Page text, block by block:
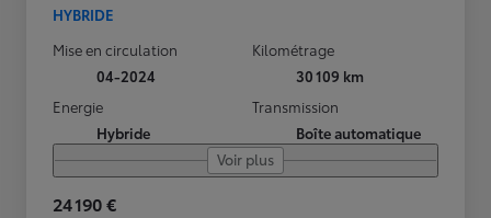
HYBRIDE
Mise en circulation
04-2024
Kilométrage
30 109 km
Energie
Hybride
Transmission
Boîte automatique
Voir plus
24 190 €